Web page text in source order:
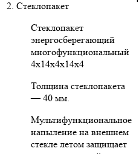
2. Стеклопакет
Стеклопакет
энергосберегающий
многофункциональный
4х14х4х14х4
Толщина стеклопакета
— 40 мм.
Мультифункциональное
напыление на внешнем
стекле летом защищает